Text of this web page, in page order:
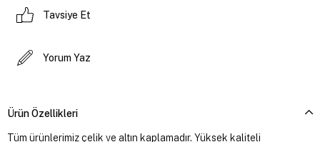
Tavsiye Et
Yorum Yaz
Ürün Özellikleri
Tüm ürünlerimiz çelik ve altın kaplamadır. Yüksek kaliteli